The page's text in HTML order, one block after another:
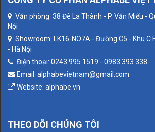
PV120
PV200
PV350
AC180P
Văn phòng: 38 Đê La Thành - P. Văn Miếu -
Nội
Showroom: LK16-NO7A - Đường C5 - Khu C
- Hà Nội
Điện thoại: 0243 995 1519 - 0983 393 338
Email: alphabevietnam@gmail.com
Website: alphabe.vn
THEO DÕI CHÚNG TÔI